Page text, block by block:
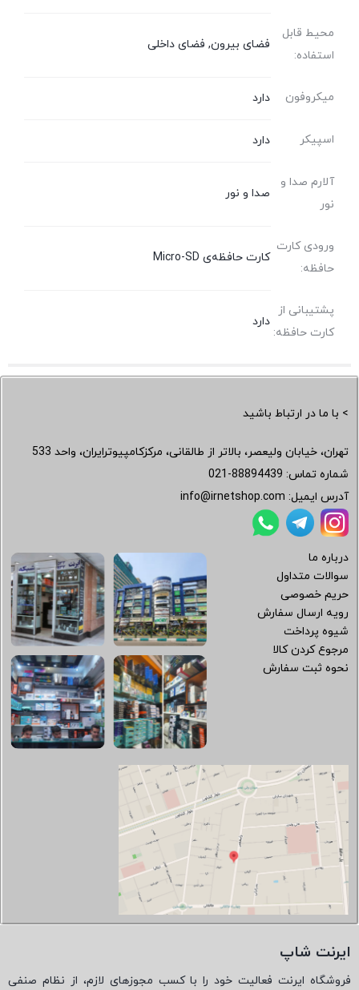
محیط قابل
استفاده:
فضای بیرون, فضای داخلی
میکروفون دارد
اسپیکر دارد
آلارم صدا و
نور
صدا و نور
ورودی کارت
حافظه:
کارت‌ حافظه‌ی Micro-SD
پشتیبانی از
کارت حافظه:
دارد
> با ما در ارتباط باشید
تهران، خیابان ولیعصر، بالاتر از طالقانی، مرکزکامپیوترایران، واحد 533
شماره تماس: 021-88894439
آدرس ایمیل: info@irnetshop.com
درباره ما
سوالات متداول
حریم خصوصی
رویه ارسال سفارش
شیوه پرداخت
مرجوع کردن کالا
نحوه ثبت سفارش
ایرنت شاپ
فروشگاه ایرنت فعالیت خود را با کسب مجوزهای لازم، از نظام صنفی